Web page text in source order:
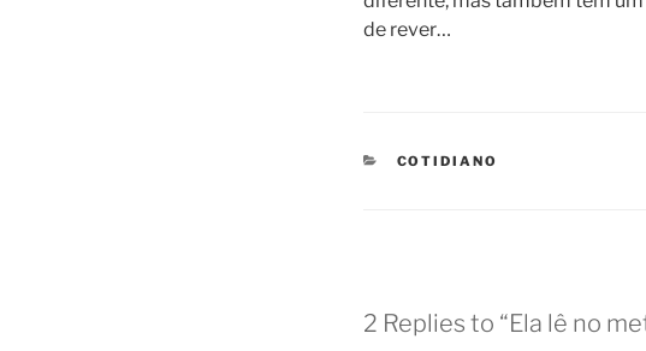
de rever…
CATEGORIES
COTIDIANO
2 Replies to “Ela lê no